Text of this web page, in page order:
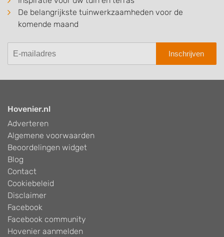
De belangrijkste tuinwerkzaamheden voor de
komende maand
Inschrijven
Hovenier.nl
Adverteren
Algemene voorwaarden
Beoordelingen widget
Blog
Contact
Cookiebeleid
Disclaimer
Facebook
Facebook community
Hovenier aanmelden